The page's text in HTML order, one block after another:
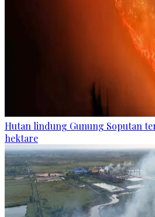
Hutan lindung Gunung Soputan
hektare